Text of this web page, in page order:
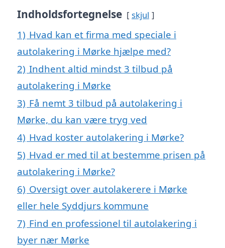
Indholdsfortegnelse skjul
1) Hvad kan et firma med speciale i
autolakering i Mørke hjælpe med?
2) Indhent altid mindst 3 tilbud på
autolakering i Mørke
3) Få nemt 3 tilbud på autolakering i
Mørke, du kan være tryg ved
4) Hvad koster autolakering i Mørke?
5) Hvad er med til at bestemme prisen på
autolakering i Mørke?
6) Oversigt over autolakerere i Mørke
eller hele Syddjurs kommune
7) Find en professionel til autolakering i
byer nær Mørke